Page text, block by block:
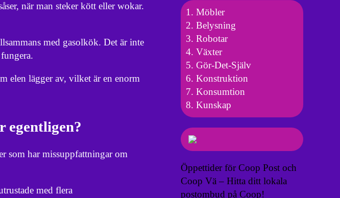
när man steker kött eller wokar.
med gasolkök. Det är inte
elen lägger av, vilket är en enorm
egentligen?
som har missuppfattningar om
med flera
Möbler
Belysning
Robotar
Växter
Gör-Det-Själv
Konstruktion
Konsumtion
Kunskap
Öppettider för Coop Post och
Coop Vä – Hitta ditt lokala
postombud på Coop!